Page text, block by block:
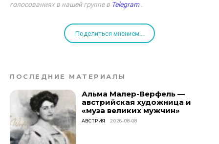
голосованиях в нашей группе в Telegram.
Поделиться мнением...
ПОСЛЕДНИЕ МАТЕРИАЛЫ
Альма Малер-Верфель —
австрийская художница и
«муза великих мужчин»
АВСТРИЯ 2026-08-08